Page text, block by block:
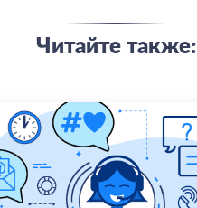
Читайте также: